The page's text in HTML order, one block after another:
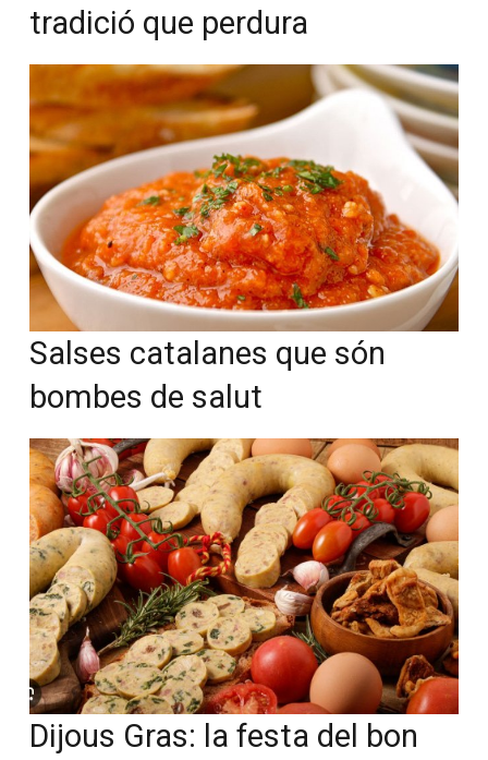
tradició que perdura
Salses catalanes que són
bombes de salut
Dijous Gras: la festa del bon